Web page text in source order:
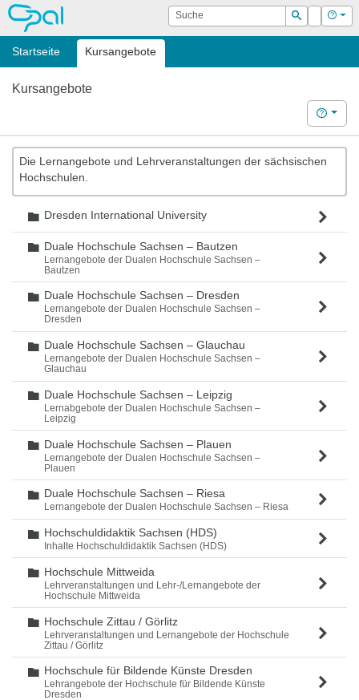
OPAL Suche
Suchen
Login Hilfe
Startseite Kursangebote
Kursangebote
Hilfe
Die Lernangebote und Lehrveranstaltungen der sächsischen
Hochschulen.
Ordner
Dresden International University
Ordner
Duale Hochschule Sachsen – Bautzen
Lernangebote der Dualen Hochschule Sachsen –
Bautzen
Ordner
Duale Hochschule Sachsen – Dresden
Lernangebote der Dualen Hochschule Sachsen –
Dresden
Ordner
Duale Hochschule Sachsen – Glauchau
Lernangebote der Dualen Hochschule Sachsen –
Glauchau
Ordner
Duale Hochschule Sachsen – Leipzig
Lernabgebote der Dualen Hochschule Sachsen –
Leipzig
Ordner
Duale Hochschule Sachsen – Plauen
Lernangebote der Dualen Hochschule Sachsen –
Plauen
Ordner
Duale Hochschule Sachsen – Riesa
Lernangebote der Dualen Hochschule Sachsen – Riesa
Ordner
Hochschuldidaktik Sachsen (HDS)
Inhalte Hochschuldidaktik Sachsen (HDS)
Ordner
Hochschule Mittweida
Lehrveranstaltungen und Lehr-/Lernangebote der
Hochschule Mittweida
Ordner
Hochschule Zittau / Görlitz
Lehrveranstaltungen und Lernangebote der Hochschule
Zittau / Görlitz
Ordner
Hochschule für Bildende Künste Dresden
Lehrangebote der Hochschule für Bildende Künste
Dresden